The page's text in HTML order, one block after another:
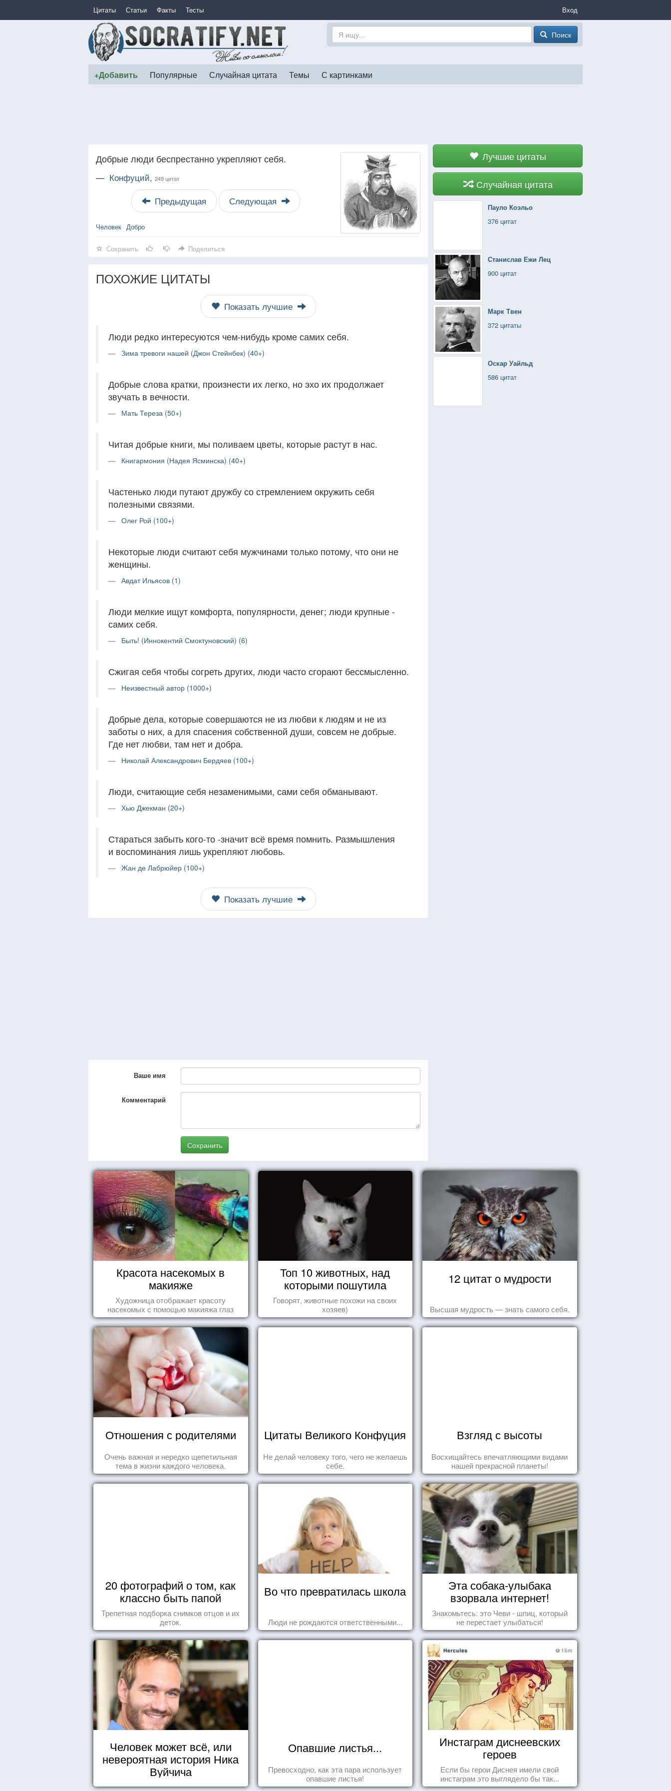
Цитаты Статьи Факты Тесты Вход
Поиск
+Добавить Популярные Случайная цитата Темы С картинками
Лучшие цитаты
Случайная цитата
Пауло Коэльо
376 цитат
Станислав Ежи Лец
900 цитат
Марк Твен
372 цитаты
Оскар Уайльд
586 цитат
Добрые люди беспрестанно укрепляют себя.
— Конфуций, 249 цитат
Предыдущая Следующая
Человек Добро
Сохранить Поделиться
ПОХОЖИЕ ЦИТАТЫ
Показать лучшие
Люди редко интересуются чем-нибудь кроме самих себя.
Зима тревоги нашей (Джон Стейнбек) (40+)
Добрые слова кратки, произнести их легко, но эхо их продолжает
звучать в вечности.
Мать Тереза (50+)
Читая добрые книги, мы поливаем цветы, которые растут в нас.
Книгармония (Надея Ясминска) (40+)
Частенько люди путают дружбу со стремлением окружить себя
полезными связями.
Олег Рой (100+)
Некоторые люди считают себя мужчинами только потому, что они не
женщины.
Авдат Ильясов (1)
Люди мелкие ищут комфорта, популярности, денег; люди крупные -
самих себя.
Быть! (Иннокентий Смоктуновский) (6)
Сжигая себя чтобы согреть других, люди часто сгорают бессмысленно.
Неизвестный автор (1000+)
Добрые дела, которые совершаются не из любви к людям и не из
заботы о них, а для спасения собственной души, совсем не добрые.
Где нет любви, там нет и добра.
Николай Александрович Бердяев (100+)
Люди, считающие себя незаменимыми, сами себя обманывают.
Хью Джекман (20+)
Стараться забыть кого-то -значит всё время помнить. Размышления
и воспоминания лишь укрепляют любовь.
Жан де Лабрюйер (100+)
Показать лучшие
Ваше имя
Комментарий
Сохранить
Красота насекомых в
макияже
Художница отображает красоту
насекомых с помощью макияжа глаз
Топ 10 животных, над
которыми пошутила
природа
Говорят, животные похожи на своих
хозяев)
12 цитат о мудрости
Высшая мудрость — знать самого себя.
Отношения с родителями
Очень важная и нередко щепетильная
тема в жизни каждого человека.
Цитаты Великого Конфуция
Не делай человеку того, чего не желаешь
себе.
Взгляд с высоты
Восхищайтесь впечатляющими видами
нашей прекрасной планеты!
20 фотографий о том, как
классно быть папой
Трепетная подборка снимков отцов и их
деток.
Во что превратилась школа
Люди не рождаются ответственными...
Эта собака-улыбака
взорвала интернет!
Знакомьтесь: это Чеви - шпиц, который
не перестает улыбаться!
Человек может всё, или
невероятная история Ника
Вуйчича
Опавшие листья...
Превосходно, как эта пара использует
опавшие листья!
Инстаграм диснеевских
героев
Если бы герои Диснея имели свой
инстаграм это выглядело бы так...